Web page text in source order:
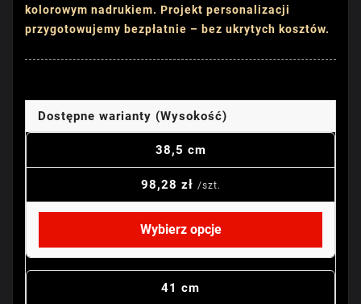
kolorowym nadrukiem. Projekt personalizacji
przygotowujemy bezpłatnie – bez ukrytych kosztów.
Dostępne warianty (Wysokość)
38,5 cm
98,28 zł /szt.
Wybierz opcje
41 cm